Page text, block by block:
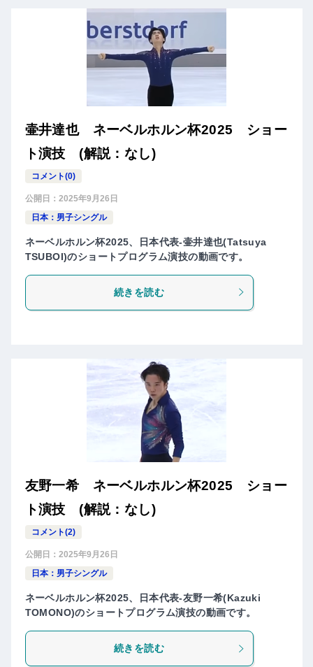
壷井達也 ネーベルホルン杯2025 ショー
ト演技 (解説：なし)
コメント(0)
公開日： 2025年9月26日
日本：男子シングル
ネーベルホルン杯2025、日本代表-壷井達也(Tatsuya
TSUBOI)のショートプログラム演技の動画です。
続きを読む
友野一希 ネーベルホルン杯2025 ショー
ト演技 (解説：なし)
コメント(2)
公開日： 2025年9月26日
日本：男子シングル
ネーベルホルン杯2025、日本代表-友野一希(Kazuki
TOMONO)のショートプログラム演技の動画です。
続きを読む